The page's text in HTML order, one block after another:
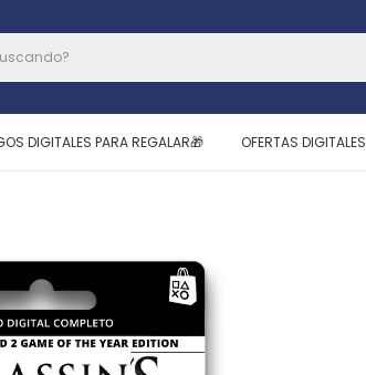
DIGITALES PARA REGALAR🎁 OFERTAS DIGITALES